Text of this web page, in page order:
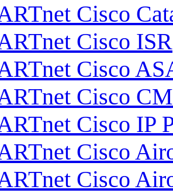
Cisco
Cisco ISR
Cisco
Cisco
Cisco IP
Cisco
Cisco